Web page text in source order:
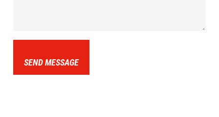
SEND MESSAGE